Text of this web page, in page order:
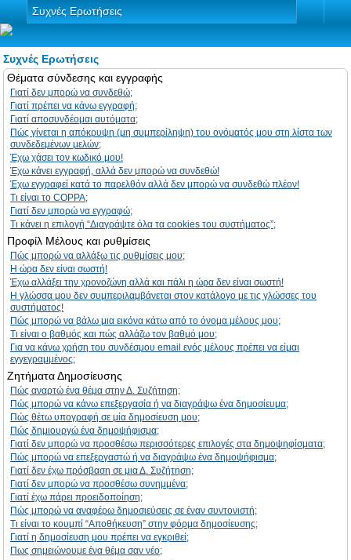
Συχνές Ερωτήσεις
Συχνές Ερωτήσεις
Θέματα σύνδεσης και εγγραφής
Γιατί δεν μπορώ να συνδεθώ;
Γιατί πρέπει να κάνω εγγραφή;
Γιατί αποσυνδέομαι αυτόματα;
Πώς γίνεται η απόκρυψη (μη συμπερίληψη) του ονόματός μου στη λίστα των
συνδεδεμένων μελών;
Έχω χάσει τον κωδικό μου!
Έχω κάνει εγγραφή, αλλά δεν μπορώ να συνδεθώ!
Έχω εγγραφεί κατά το παρελθόν αλλά δεν μπορώ να συνδεθώ πλέον!
Τι είναι το COPPA;
Γιατί δεν μπορώ να εγγραφώ;
Τι κάνει η επιλογή “Διαγράψτε όλα τα cookies του συστήματος”;
Προφίλ Μέλους και ρυθμίσεις
Πώς μπορώ να αλλάξω τις ρυθμίσεις μου;
Η ώρα δεν είναι σωστή!
Έχω αλλάξει την χρονοζώνη αλλά και πάλι η ώρα δεν είναι σωστή!
Η γλώσσα μου δεν συμπεριλαμβάνεται στον κατάλογο με τις γλώσσες του
συστήματος!
Πώς μπορώ να βάλω μια εικόνα κάτω από το όνομα μέλους μου;
Τι είναι ο βαθμός και πώς αλλάζω τον βαθμό μου;
Για να κάνω χρήση του συνδέσμου email ενός μέλους πρέπει να είμαι
εγγεγραμμένος;
Ζητήματα Δημοσίευσης
Πώς αναρτώ ένα θέμα στην Δ. Συζήτηση;
Πώς μπορώ να κάνω επεξεργασία ή να διαγράψω ένα δημοσίευμα;
Πώς θέτω υπογραφή σε μία δημοσίευση μου;
Πώς δημιουργώ ένα δημοψήφισμα;
Γιατί δεν μπορώ να προσθέσω περισσότερες επιλογές στα δημοψηφίσματα;
Πώς μπορώ να επεξεργαστώ ή να διαγράψω ένα δημοψήφισμα;
Γιατί δεν έχω πρόσβαση σε μια Δ. Συζήτηση;
Γιατί δεν μπορώ να προσθέσω συνημμένα;
Γιατί έχω πάρει προειδοποίηση;
Πώς μπορώ να αναφέρω δημοσιεύσεις σε έναν συντονιστή;
Τι είναι το κουμπί “Αποθήκευση” στην φόρμα δημοσίευσης;
Γιατί η δημοσίευση μου πρέπει να εγκριθεί;
Πως σημειώνουμε ένα θέμα σαν νέο;